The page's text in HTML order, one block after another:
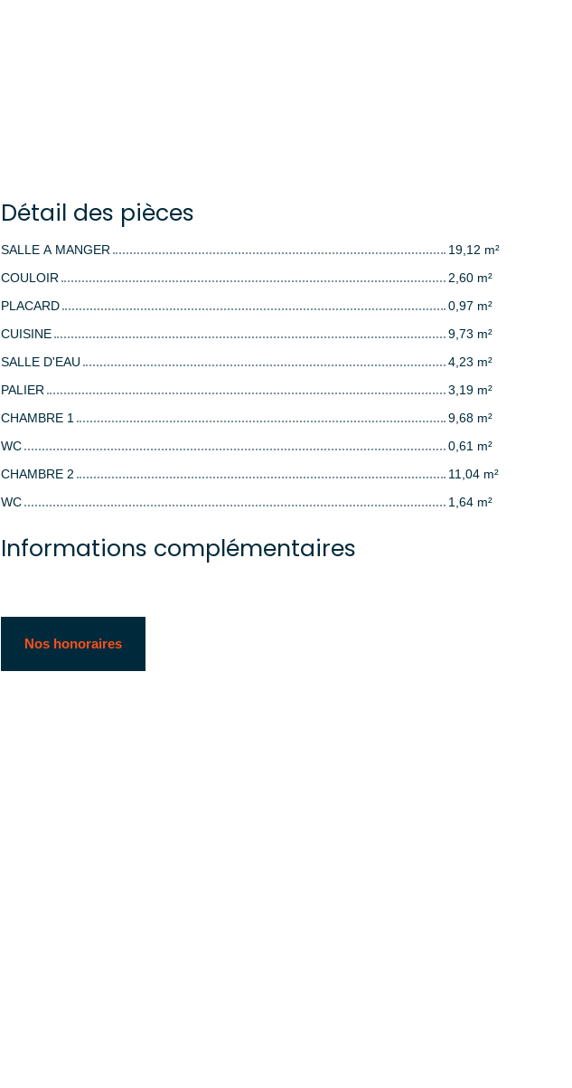
Détail des pièces
SALLE A MANGER
19,12 m²
COULOIR
2,60 m²
PLACARD
0,97 m²
CUISINE
9,73 m²
SALLE D'EAU
4,23 m²
PALIER
3,19 m²
CHAMBRE 1
9,68 m²
WC
0,61 m²
CHAMBRE 2
11,04 m²
WC
1,64 m²
Informations complémentaires
Nos honoraires